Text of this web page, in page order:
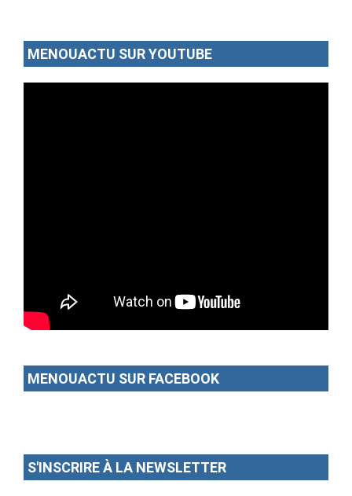
MENOUACTU SUR YOUTUBE
MENOUACTU SUR FACEBOOK
S'INSCRIRE À LA NEWSLETTER